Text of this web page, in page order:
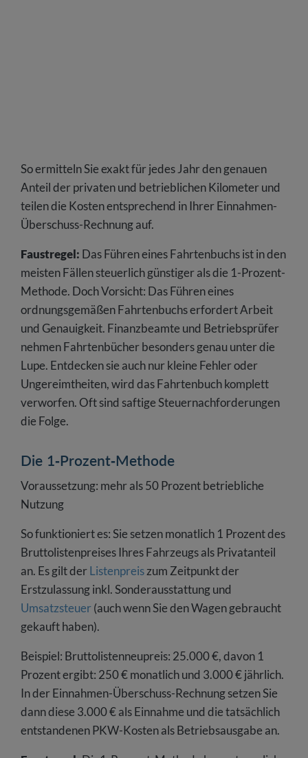
So ermitteln Sie exakt für jedes Jahr den genauen
Anteil der privaten und betrieblichen Kilometer und
teilen die Kosten entsprechend in Ihrer Einnahmen-
Überschuss-Rechnung auf.
Faustregel: Das Führen eines Fahrtenbuchs ist in den
meisten Fällen steuerlich günstiger als die 1-Prozent-
Methode. Doch Vorsicht: Das Führen eines
ordnungsgemäßen Fahrtenbuchs erfordert Arbeit
und ­Genauigkeit. Finanzbeamte und Betriebsprüfer
nehmen Fahrtenbücher besonders genau unter die
Lupe. Entdecken sie auch nur kleine Fehler oder
Ungereimtheiten, wird das Fahrtenbuch komplett
verworfen. Oft sind saftige Steuernachforderungen
die Folge.
Die 1-Prozent-Methode
Voraussetzung: mehr als 50 Prozent betriebliche
Nutzung
So funktioniert es: Sie setzen monatlich 1 Prozent des
Bruttolistenpreises Ihres Fahrzeugs als Privatanteil
an. Es gilt derListenpreiszum Zeitpunkt der
Erstzulassung inkl. Sonderausstattung und
Umsatzsteuer(auch wenn Sie den Wagen gebraucht
gekauft haben).
Beispiel: Bruttolistenneupreis: 25.000 €, davon 1
Prozent ergibt: 250 € monatlich und 3.000 € jährlich.
In der Einnahmen-Überschuss-Rechnung setzen Sie
dann diese 3.000 € als Einnahme und die tatsächlich
entstandenen PKW-Kosten als Betriebsausgabe an.